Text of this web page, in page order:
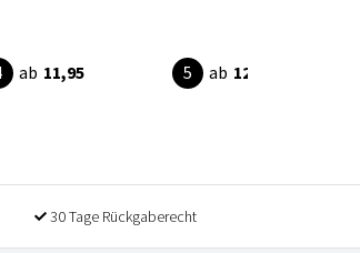
ab 11,95 ab 129,90
30 Tage Rückgaberecht